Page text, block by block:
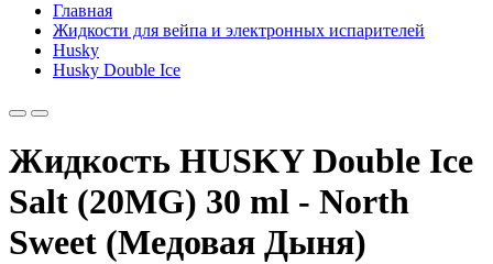
Главная
Жидкости для вейпа и электронных испарителей
Husky
Husky Double Ice
Жидкость HUSKY Double Ice
Salt (20MG) 30 ml - North
Sweet (Медовая Дыня)